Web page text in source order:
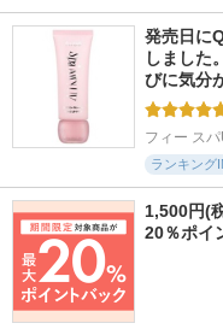
発売日に
しました
びに気分
フィー ス
ランキング
1,500円(
20％ポイ